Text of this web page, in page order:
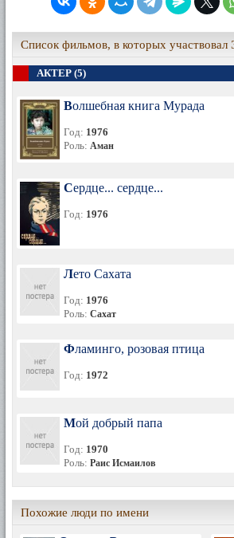
Список фильмов, в которых участвовал
АКТЕР (5)
Волшебная книга Мурада
Год: 1976
Роль: Аман
Сердце... сердце...
Год: 1976
Лето Сахата
Год: 1976
Роль: Сахат
Фламинго, розовая птица
Год: 1972
Мой добрый папа
Год: 1970
Роль: Раис Исмаилов
Похожие люди по имени